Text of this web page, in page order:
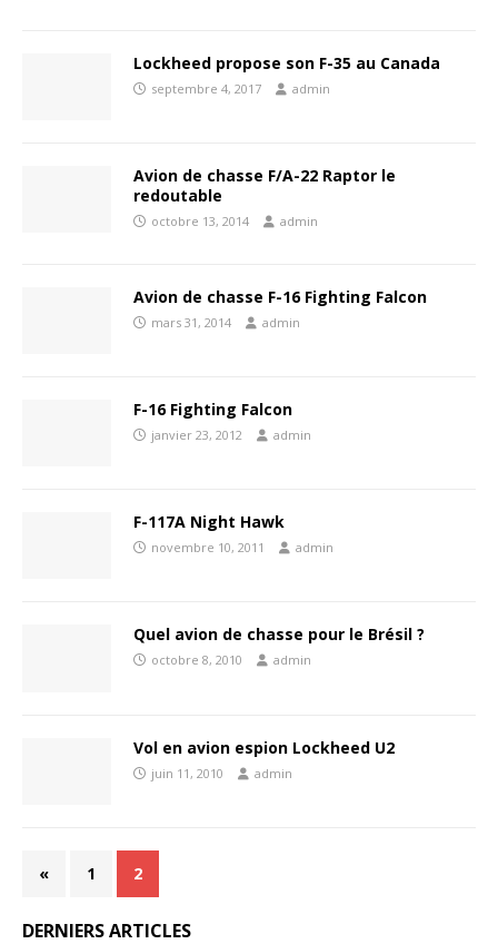
Lockheed propose son F-35 au Canada
septembre 4, 2017 admin
Avion de chasse F/A-22 Raptor le
redoutable
octobre 13, 2014 admin
Avion de chasse F-16 Fighting Falcon
mars 31, 2014 admin
F-16 Fighting Falcon
janvier 23, 2012 admin
F-117A Night Hawk
novembre 10, 2011 admin
Quel avion de chasse pour le Brésil ?
octobre 8, 2010 admin
Vol en avion espion Lockheed U2
juin 11, 2010 admin
« 1 2
DERNIERS ARTICLES